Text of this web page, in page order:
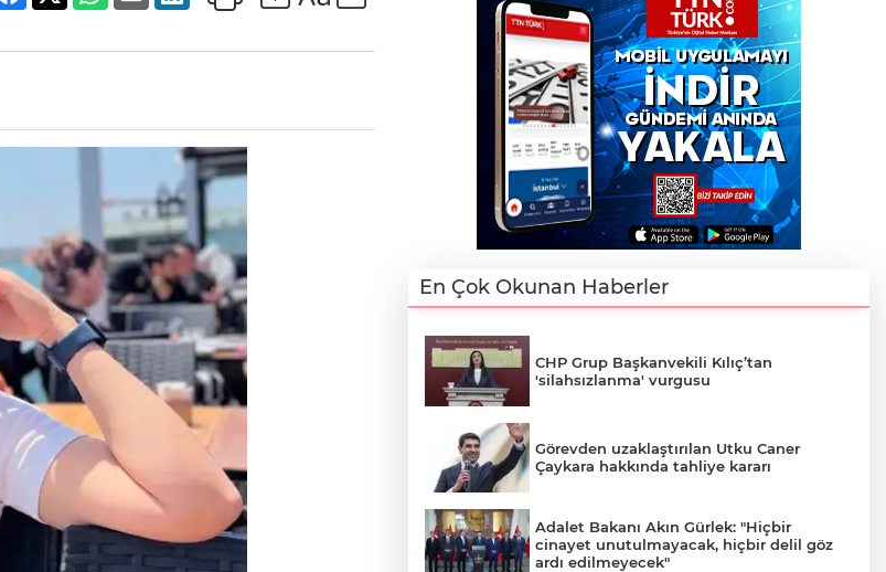
En Çok Okunan Haberler
CHP Grup Başkanvekili Kılıç’tan
'silahsızlanma' vurgusu
Görevden uzaklaştırılan Utku Caner
Çaykara hakkında tahliye kararı
Adalet Bakanı Akın Gürlek: "Hiçbir
cinayet unutulmayacak, hiçbir delil göz
ardı edilmeyecek"